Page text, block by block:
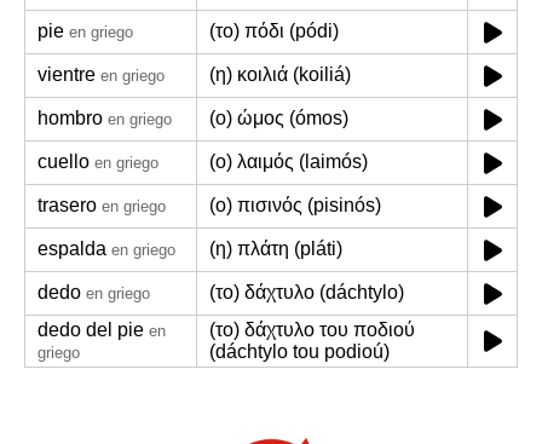
pie en griego (το) πόδι (pódi)
vientre en griego (η) κοιλιά (koiliá)
hombro en griego (ο) ώμος (ómos)
cuello en griego (ο) λαιμός (laimós)
trasero en griego (ο) πισινός (pisinós)
espalda en griego (η) πλάτη (pláti)
dedo en griego
(το) δάχτυλο (dáchtylo)
dedo del pie en
griego
(το) δάχτυλο του ποδιού
(dáchtylo tou podioú)